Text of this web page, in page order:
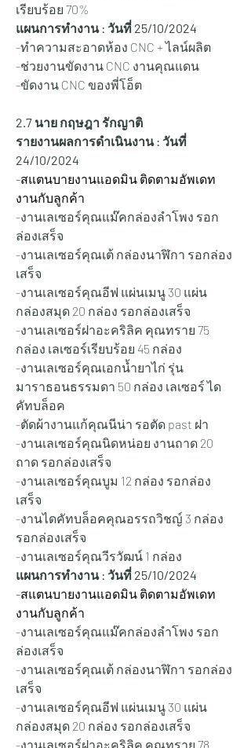
เรียบร้อย 70%
แผนการทำงาน : วันที่ 25/10/2024
-ทำความสะอาดห้อง CNC + ไลน์ผลิต
-ช่วยงานขัดงาน CNC งานคุณแดน
-ขัดงาน CNC ของพี่โอ็ต
2.7 นาย กฤษฎา รักญาติ
รายงานผลการดำเนินงาน : วันที่
24/10/2024
-สแตนบายงานแอดมิน ติดตามอัพเดท
งานกับลูกค้า
-งานเลเซอร์คุณแม๊คกล่องลำโพง รอก
ล่องเสร็จ
-งานเลเซอร์คุณเต้ กล่องนาฬิกา รอกล่อง
เสร็จ
-งานเลเซอร์คุณอีฟ แผ่นเมนู 30 แผ่น
กล่องสมุด 20 กล่อง รอกล่องเสร็จ
-งานเลเซอร์ฝาอะคริลิค คุณทราย 75
กล่อง เลเซอร์เรียบร้อย 45 กล่อง
-งานเลเซอร์คุณเอกน้ำยาไก่ รุ่น
มาราธอนธรรมดา 50 กล่อง เลเซอร์ ได
คัทบล็อค
-ตัดผ้างานแก้คุณนีน่า รอตัด past ฝา
-งานเลเซอร์คุณนิดหน่อย งานถาด 20
ถาด รอกล่องเสร็จ
-งานเลเซอร์คุณบูม 12 กล่อง รอกล่อง
เสร็จ
-งานไดคัทบล็อคคุณอรรถวิชญ์ 3 กล่อง
รอกล่องเสร็จ
-งานเลเซอร์คุณวีรวัฒน์ 1 กล่อง
แผนการทำงาน : วันที่ 25/10/2024
-สแตนบายงานแอดมิน ติดตามอัพเดท
งานกับลูกค้า
-งานเลเซอร์คุณแม๊คกล่องลำโพง รอก
ล่องเสร็จ
-งานเลเซอร์คุณเต้ กล่องนาฬิกา รอกล่อง
เสร็จ
-งานเลเซอร์คุณอีฟ แผ่นเมนู 30 แผ่น
กล่องสมุด 20 กล่อง รอกล่องเสร็จ
-งานเลเซอร์ฝาอะคริลิค คุณทราย 78